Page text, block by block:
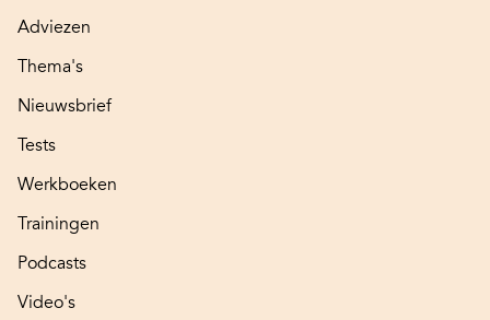
Adviezen
Thema's
Nieuwsbrief
Tests
Werkboeken
Trainingen
Podcasts
Video's